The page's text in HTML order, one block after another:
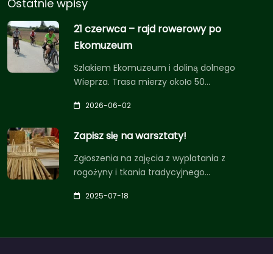
Ostatnie wpisy
21 czerwca – rajd rowerowy po
Ekomuzeum
Szlakiem Ekomuzeum i doliną dolnego
Wieprza. Trasa mierzy około 50…
2026-06-02
Zapisz się na warsztaty!
Zgłoszenia na zajęcia z wyplatania z
rogożyny i tkania tradycyjnego…
2025-07-18